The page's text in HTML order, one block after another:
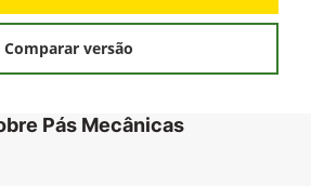
Comparar versão
Pás Mecânicas